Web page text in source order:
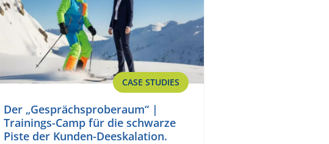
CASE STUDIES
Der „Gesprächsproberaum“ |
Trainings-Camp für die schwarze
Piste der Kunden-Deeskalation.